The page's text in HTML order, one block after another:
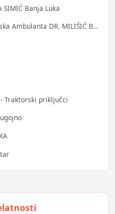
SIMIĆ Banja Luka
Z.U. Specijalistička Pedijatrijska Ambulanta DR. MILIŠIĆ Banja Luka
Traktorski priključci